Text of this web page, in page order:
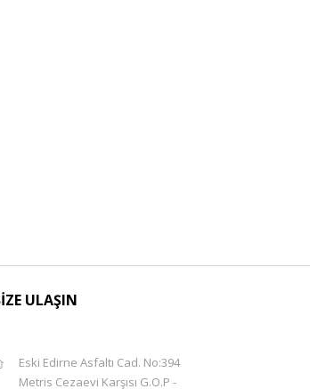
ULAŞIN
Eski Edirne Asfaltı Cad. No:394
Metris Cezaevi Karşısı G.O.P -